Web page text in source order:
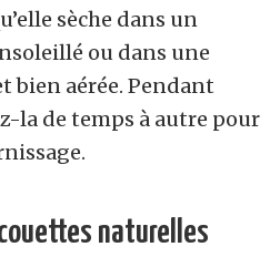
sèche dans un
ou dans une
bien aérée. Pendant
la de temps à autre pour
naturelles